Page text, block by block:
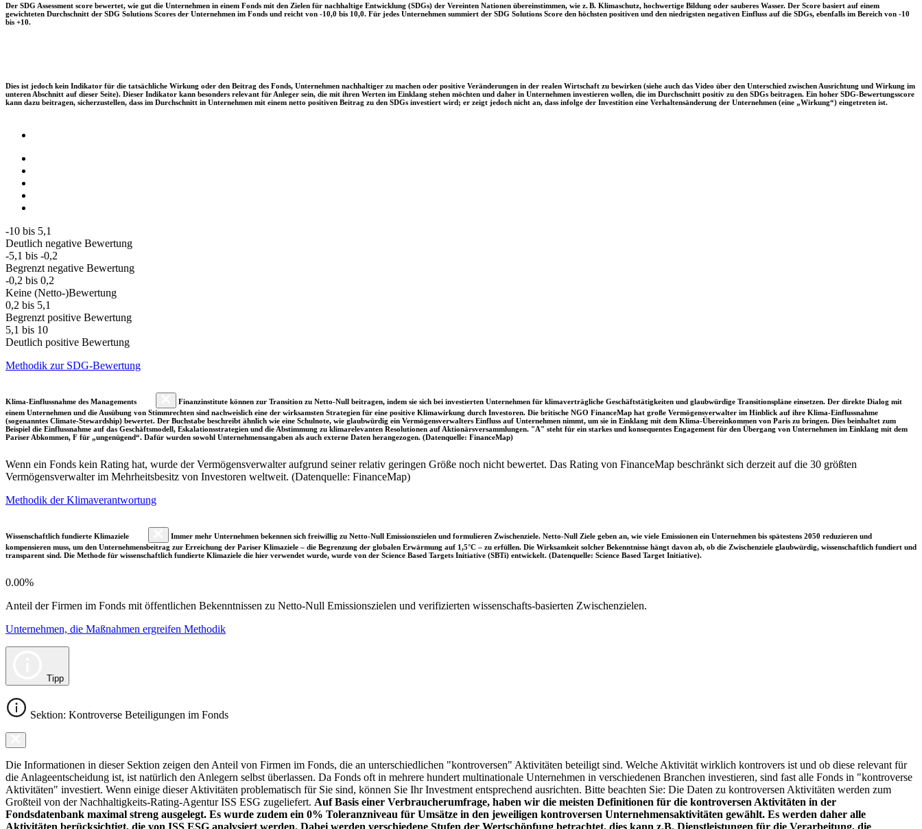
Der SDG Assessment score bewertet, wie gut die Unternehmen in einem Fonds mit den Zielen für nachhaltige Entwicklung (SDGs) der Vereinten Nationen übereinstimmen, wie z. B. Klimaschutz, hochwertige Bildung oder sauberes Wasser. Der Score basiert auf einem
gewichteten Durchschnitt der SDG Solutions Scores der Unternehmen im Fonds und reicht von -10,0 bis 10,0. Für jedes Unternehmen summiert der SDG Solutions Score den höchsten positiven und den niedrigsten negativen Einfluss auf die SDGs, ebenfalls im Bereich von -10
bis +10.
Dies ist jedoch kein Indikator für die tatsächliche Wirkung oder den Beitrag des Fonds, Unternehmen nachhaltiger zu machen oder positive Veränderungen in der realen Wirtschaft zu bewirken (siehe auch das Video über den Unterschied zwischen Ausrichtung und Wirkung im
unteren Abschnitt auf dieser Seite). Dieser Indikator kann besonders relevant für Anleger sein, die mit ihren Werten im Einklang stehen möchten und daher in Unternehmen investieren wollen, die im Durchschnitt positiv zu den SDGs beitragen. Ein hoher SDG-Bewertungsscore
kann dazu beitragen, sicherzustellen, dass im Durchschnitt in Unternehmen mit einem netto positiven Beitrag zu den SDGs investiert wird; er zeigt jedoch nicht an, dass infolge der Investition eine Verhaltensänderung der Unternehmen (eine „Wirkung“) eingetreten ist.
-10 bis 5,1
Deutlich negative Bewertung
-5,1 bis -0,2
Begrenzt negative Bewertung
-0,2 bis 0,2
Keine (Netto-)Bewertung
0,2 bis 5,1
Begrenzt positive Bewertung
5,1 bis 10
Deutlich positive Bewertung
Methodik zur SDG-Bewertung
Klima-Einflussnahme des Managements
Finanzinstitute können zur Transition zu Netto-Null beitragen, indem sie sich bei investierten Unternehmen für klimaverträgliche Geschäftstätigkeiten und glaubwürdige Transitionspläne einsetzen. Der direkte Dialog mit
einem Unternehmen und die Ausübung von Stimmrechten sind nachweislich eine der wirksamsten Strategien für eine positive Klimawirkung durch Investoren. Die britische NGO FinanceMap hat große Vermögensverwalter im Hinblick auf ihre Klima-Einflussnahme
(sogenanntes Climate-Stewardship) bewertet. Der Buchstabe beschreibt ähnlich wie eine Schulnote, wie glaubwürdig ein Vermögensverwalters Einfluss auf Unternehmen nimmt, um sie in Einklang mit dem Klima-Übereinkommen von Paris zu bringen. Dies beinhaltet zum
Beispiel die Einflussnahme auf das Geschäftsmodell, Eskalationsstrategien und die Abstimmung zu klimarelevanten Resolutionen auf Aktionärsversammlungen. "A" steht für ein starkes und konsequentes Engagement für den Übergang von Unternehmen im Einklang mit dem
Pariser Abkommen, F für „ungenügend“. Dafür wurden sowohl Unternehmensangaben als auch externe Daten herangezogen. (Datenquelle: FinanceMap)
Wenn ein Fonds kein Rating hat, wurde der Vermögensverwalter aufgrund seiner relativ geringen Größe noch nicht bewertet. Das Rating von FinanceMap beschränkt sich derzeit auf die 30 größten
Vermögensverwalter im Mehrheitsbesitz von Investoren weltweit. (Datenquelle: FinanceMap)
Methodik der Klimaverantwortung
Wissenschaftlich fundierte Klimaziele
Immer mehr Unternehmen bekennen sich freiwillig zu Netto-Null Emissionszielen und formulieren Zwischenziele. Netto-Null Ziele geben an, wie viele Emissionen ein Unternehmen bis spätestens 2050 reduzieren und
kompensieren muss, um den Unternehmensbeitrag zur Erreichung der Pariser Klimaziele – die Begrenzung der globalen Erwärmung auf 1,5°C – zu erfüllen. Die Wirksamkeit solcher Bekenntnisse hängt davon ab, ob die Zwischenziele glaubwürdig, wissenschaftlich fundiert und
transparent sind. Die Methode für wissenschaftlich fundierte Klimaziele die hier verwendet wurde, wurde von der Science Based Targets Initiative (SBTi) entwickelt. (Datenquelle: Science Based Target Initiative).
0.00%
Anteil der Firmen im Fonds mit öffentlichen Bekenntnissen zu Netto-Null Emissionszielen und verifizierten wissenschafts-basierten Zwischenzielen.
Unternehmen, die Maßnahmen ergreifen Methodik
Tipp
Sektion: Kontroverse Beteiligungen im Fonds
Die Informationen in dieser Sektion zeigen den Anteil von Firmen im Fonds, die an unterschiedlichen "kontroversen" Aktivitäten beteiligt sind. Welche Aktivität wirklich kontrovers ist und ob diese relevant für
die Anlageentscheidung ist, ist natürlich den Anlegern selbst überlassen. Da Fonds oft in mehrere hundert multinationale Unternehmen in verschiedenen Branchen investieren, sind fast alle Fonds in "kontroverse
Aktivitäten" investiert. Wenn einige dieser Aktivitäten problematisch für Sie sind, können Sie Ihr Investment entsprechend ausrichten. Bitte beachten Sie: Die Daten zu kontroversen Aktivitäten werden zum
Großteil von der Nachhaltigkeits-Rating-Agentur ISS ESG zugeliefert. Auf Basis einer Verbraucherumfrage, haben wir die meisten Definitionen für die kontroversen Aktivitäten in der
Fondsdatenbank maximal streng ausgelegt. Es wurde zudem ein 0% Toleranzniveau für Umsätze in den jeweiligen kontroversen Unternehmensaktivitäten gewählt. Es werden daher alle
Aktivitäten berücksichtigt, die von ISS ESG analysiert werden. Dabei werden verschiedene Stufen der Wertschöpfung betrachtet, dies kann z.B. Dienstleistungen für die Verarbeitung, die